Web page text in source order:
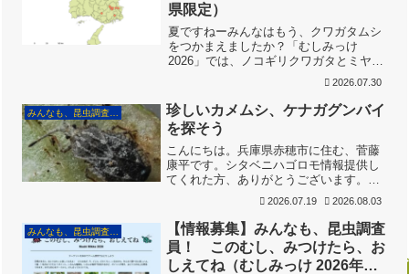
県限定）
夏ですねーみんなはもう、クワガタムシ
をつかまえましたか？「むしみっけ
2026」では、ノコギリクワガタとミヤマ
クワガタも、情報募集対象にしていま
す。この２種は、かっこいいクワガタの
代表ですが、分布に地域性があります。
「ノコギリクワガタはいるん...
2026.07.30
みんなも、昆虫調査員！
珍しいカメムシ、ケナガグンバイ
を探そう
こんにちは。兵庫県赤穂市に住む、菅藤
康平です。シタベニハゴロモ情報提供し
てくれた方、ありがとうございます。ま
だ、引き続き、そちらも募集してますの
で、ぜひ、見つけて探してみてください
ね。シタベニハゴロモの情報提供フォー
ムは、以下のリンクから...
2026.07.19 2026.08.03
みんなも、昆虫調査員！
【情報募集】みんなも、昆虫調査
員！ このむし、みつけたら、お
しえてね（むしみっけ 2026年